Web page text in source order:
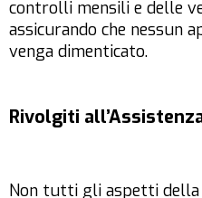
controlli mensili e delle
assicurando che nessun
venga dimenticato.
Rivolgiti
Non tutti gli aspetti della